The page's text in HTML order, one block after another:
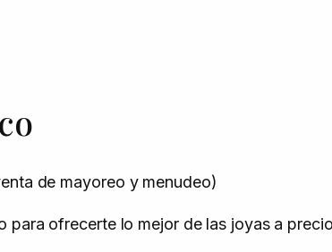
de mayoreo y menudeo)
ofrecerte lo mejor de las joyas a